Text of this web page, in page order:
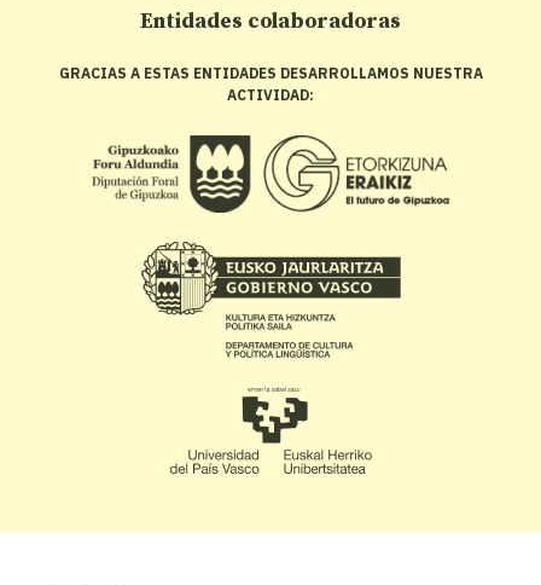
Entidades colaboradoras
GRACIAS A ESTAS ENTIDADES DESARROLLAMOS NUESTRA
ACTIVIDAD: